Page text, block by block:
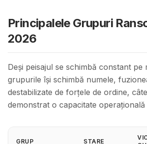
Principalele Grupuri
2026
Deși peisajul se schimbă constant pe
grupurile își schimbă numele,
destabilizate de forțele de ordine,
demonstrat o capacitate operațională
GRUP STARE